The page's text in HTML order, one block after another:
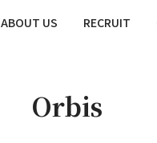
ABOUT US RECRUIT
Orbis